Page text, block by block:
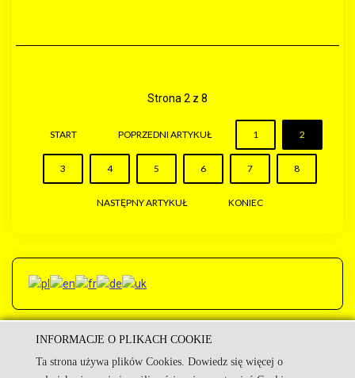
Strona 2 z 8
START POPRZEDNI ARTYKUŁ 1 2
3 4 5 6 7 8
NASTĘPNY ARTYKUŁ KONIEC
INFORMACJE O PLIKACH COOKIE
Ta strona używa plików Cookies. Dowiedz się więcej o